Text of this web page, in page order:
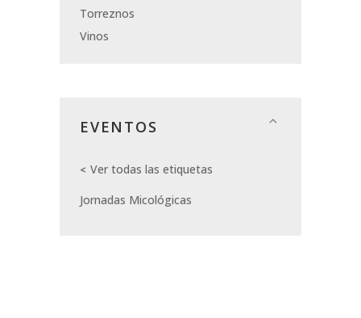
Torreznos
Vinos
EVENTOS
Ver todas las etiquetas
Jornadas Micológicas